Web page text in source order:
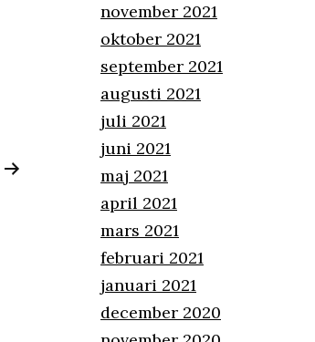
november 2021
oktober 2021
september 2021
augusti 2021
juli 2021
juni 2021
maj 2021
april 2021
mars 2021
februari 2021
januari 2021
december 2020